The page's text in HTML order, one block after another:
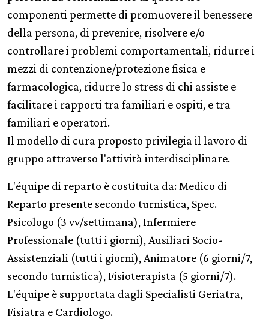
componenti permette di promuovere il benessere
della persona, di prevenire, risolvere e/o
controllare i problemi comportamentali, ridurre i
mezzi di contenzione/protezione fisica e
farmacologica, ridurre lo stress di chi assiste e
facilitare i rapporti tra familiari e ospiti, e tra
familiari e operatori.
Il modello di cura proposto privilegia il lavoro di
gruppo attraverso l'attività interdisciplinare.
L'équipe di reparto è costituita da: Medico di
Reparto presente secondo turnistica, Spec.
Psicologo (3 vv/settimana), Infermiere
Professionale (tutti i giorni), Ausiliari Socio-
Assistenziali (tutti i giorni), Animatore (6 giorni/7,
secondo turnistica), Fisioterapista (5 giorni/7).
L'équipe è supportata dagli Specialisti Geriatra,
Fisiatra e Cardiologo.